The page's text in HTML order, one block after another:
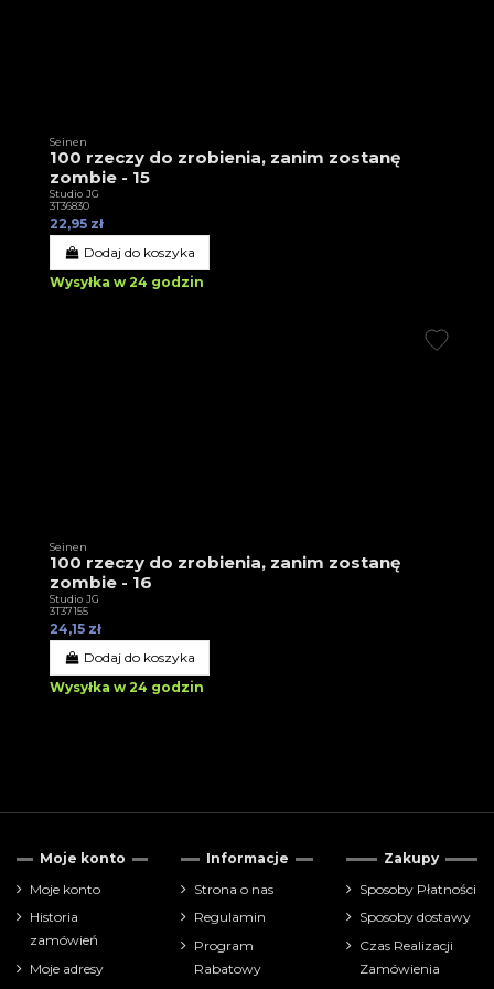
Seinen
100 rzeczy do zrobienia, zanim zostanę
zombie - 15
Studio JG
3T36830
22,95 zł
Dodaj do koszyka
Wysyłka w 24 godzin
Seinen
100 rzeczy do zrobienia, zanim zostanę
zombie - 16
Studio JG
3T37155
24,15 zł
Dodaj do koszyka
Wysyłka w 24 godzin
Moje konto
Moje konto
Historia
zamówień
Moje adresy
Informacje
Strona o nas
Regulamin
Program
Rabatowy
Zakupy
Sposoby Płatności
Sposoby dostawy
Czas Realizacji
Zamówienia